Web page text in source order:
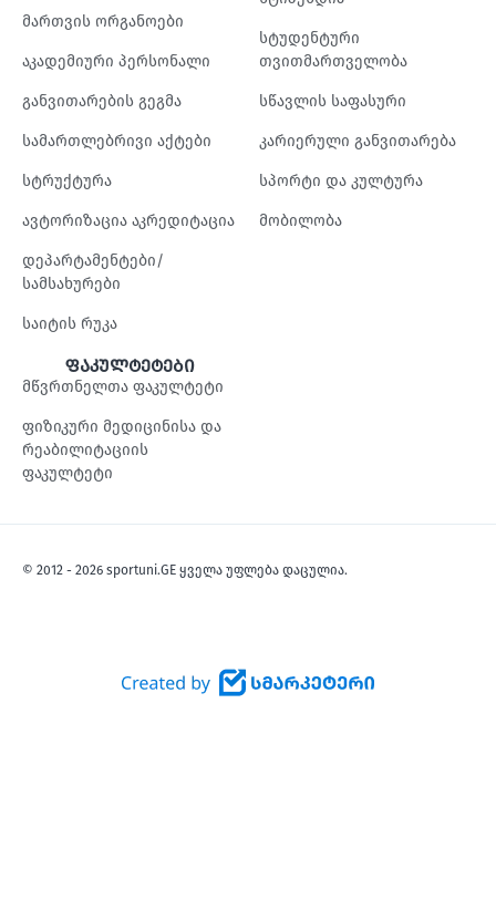
მართვის ორგანოები
აკადემიური პერსონალი
განვითარების გეგმა
სამართლებრივი აქტები
სტრუქტურა
ავტორიზაცია აკრედიტაცია
დეპარტამენტები/
სამსახურები
საიტის რუკა
სტუდენტური
თვითმართველობა
სწავლის საფასური
კარიერული განვითარება
სპორტი და კულტურა
მობილობა
ფაკულტეტები
მწვრთნელთა ფაკულტეტი
ფიზიკური მედიცინისა და
რეაბილიტაციის
ფაკულტეტი
© 2012 - 2026 sportuni.GE ყველა უფლება დაცულია.